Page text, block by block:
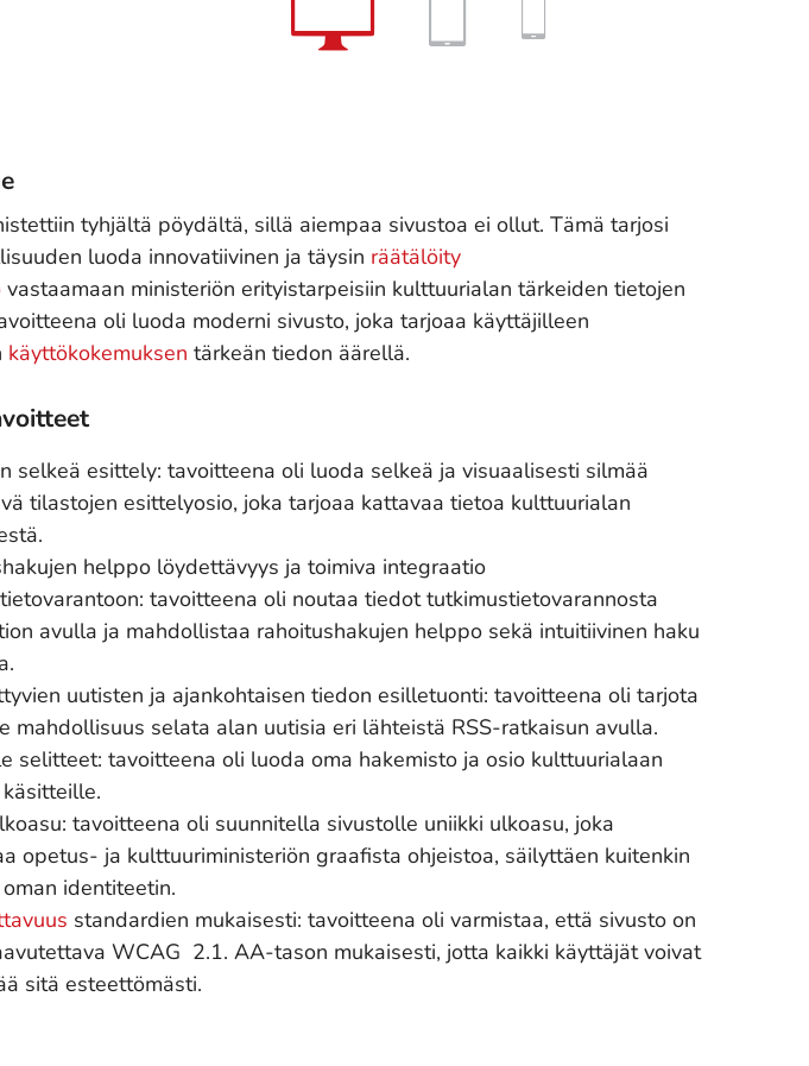
tyhjältä pöydältä, sillä aiempaa sivustoa ei ollut. Tämä tarjosi
luoda innovatiivinen ja täysin räätälöity
vastaamaan ministeriön erityistarpeisiin kulttuurialan tärkeiden tietojen
oli luoda moderni sivusto, joka tarjoaa käyttäjilleen
käyttökokemuksen tärkeän tiedon äärellä.
selkeä esittely: tavoitteena oli luoda selkeä ja visuaalisesti silmää
tilastojen esittelyosio, joka tarjoaa kattavaa tietoa kulttuurialan
helppo löydettävyys ja toimiva integraatio
tavoitteena oli noutaa tiedot tutkimustietovarannosta
avulla ja mahdollistaa rahoitushakujen helppo sekä intuitiivinen haku
uutisten ja ajankohtaisen tiedon esilletuonti: tavoitteena oli tarjota
mahdollisuus selata alan uutisia eri lähteistä RSS-ratkaisun avulla.
selitteet: tavoitteena oli luoda oma hakemisto ja osio kulttuurialaan
tavoitteena oli suunnitella sivustolle uniikki ulkoasu, joka
opetus- ja kulttuuriministeriön graafista ohjeistoa, säilyttäen kuitenkin
identiteetin.
standardien mukaisesti: tavoitteena oli varmistaa, että sivusto on
WCAG 2.1. AA-tason mukaisesti, jotta kaikki käyttäjät voivat
sitä esteettömästi.